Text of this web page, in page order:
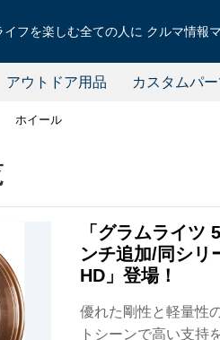
イフを楽しむ全ての人に クルマ情報
アウトドア用品 カスタムパ
ホイール
「グラムライツ
ンチ追加/同シリ
HD」登場！
優れた剛性と軽量性
トシーンで高い支持